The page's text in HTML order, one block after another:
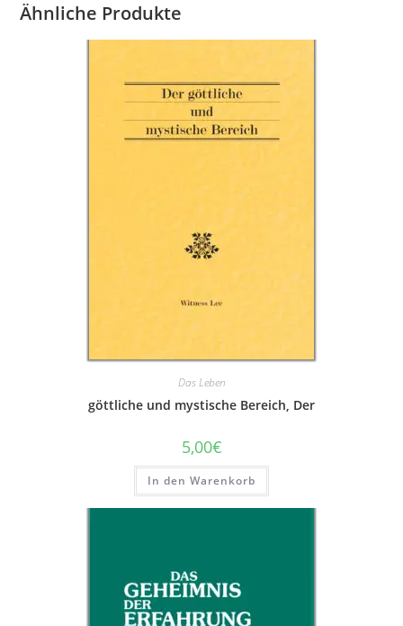
Ähnliche Produkte
Das Leben
göttliche und mystische Bereich, Der
5,00€
In den Warenkorb